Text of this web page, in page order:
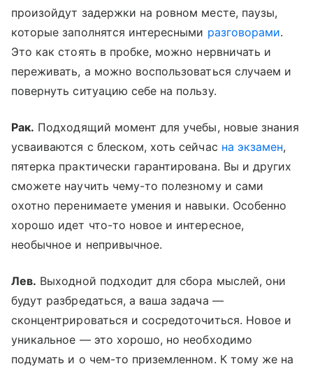
произойдут задержки на ровном месте, паузы,
которые заполнятся интересными разговорами.
Это как стоять в пробке, можно нервничать и
переживать, а можно воспользоваться случаем и
повернуть ситуацию себе на пользу.
Рак. Подходящий момент для учебы, новые знания
усваиваются с блеском, хоть сейчас на экзамен,
пятерка практически гарантирована. Вы и других
сможете научить чему-то полезному и сами
охотно перенимаете умения и навыки. Особенно
хорошо идет что-то новое и интересное,
необычное и непривычное.
Лев. Выходной подходит для сбора мыслей, они
будут разбредаться, а ваша задача —
сконцентрироваться и сосредоточиться. Новое и
уникальное — это хорошо, но необходимо
подумать и о чем-то приземленном. К тому же на